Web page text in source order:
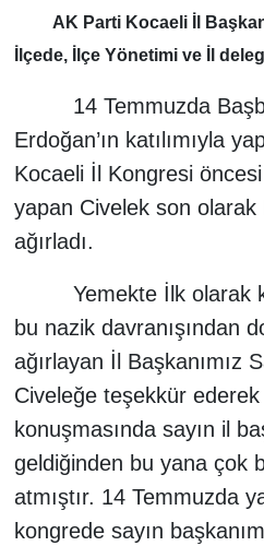
AK Parti Kocaeli İl
İlçede, İlçe Yönetimi ve İl
14 Temmuzda
Erdoğan’ın katılımıyla
Kocaeli İl Kongresi
yapan Civelek son
ağırladı.
Yemekte İlk olarak
bu nazik davranışından
ağırlayan İl Başkanımız
Civeleğe teşekkür ederek
konuşmasında sayın il
geldiğinden bu yana çok
atmıştır. 14 Temmuzda
kongrede sayın